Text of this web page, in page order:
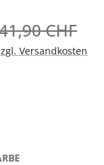
CHF
Versandkosten